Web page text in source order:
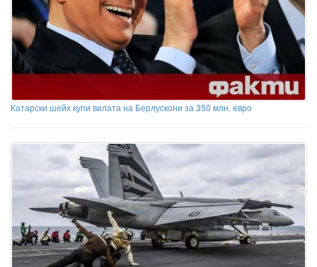
Катарски шейх купи вилата на Берлускони за 350 млн. евро